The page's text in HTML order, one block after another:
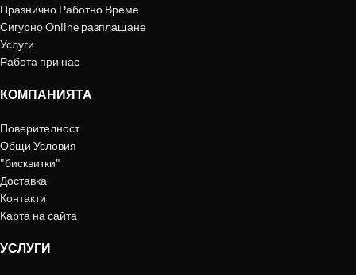
Празнично Работно Време
Сигурно Online разплащане
Услуги
Работа при нас
КОМПАНИЯТА
Поверителност
Общи Условия
"бисквитки"
Доставка
Контакти
Карта на сайта
УСЛУГИ